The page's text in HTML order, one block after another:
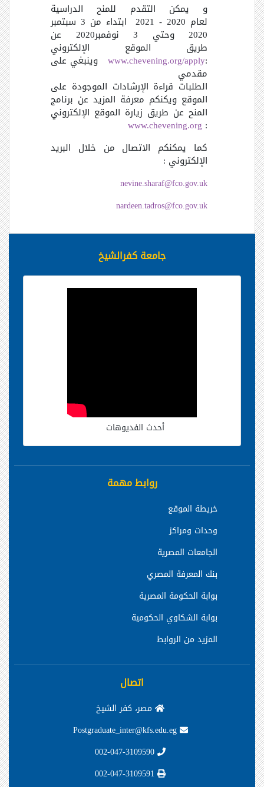
و يمكن التقدم للمنح الدراسية
لعام 2020 - 2021 ابتداء من 3 سبتمبر
2020 وحتي 3 نوفمبر2020 عن
طريق الموقع الإلكتروني
:
www.chevening.org/apply وينبغي على
مقدمي
الطلبات قراءة الإرشادات الموجودة على
الموقع ويكنكم معرفة المزيد عن برنامج
المنح عن طريق زيارة الموقع الإلكتروني
:
www.chevening.org
كما يمكنكم الاتصال من خلال البريد
الإلكتروني :
nevine.sharaf@fco.gov.uk
nardeen.tadros@fco.gov.uk
جامعة كفرالشيخ
أحدث الفديوهات
روابط مهمة
خريطة الموقع
وحدات ومراكز
الجامعات المصرية
بنك المعرفة المصري
بوابة الحكومة المصرية
بوابة الشكاوي الحكومية
المزيد من الروابط
اتصال
مصر، كفر الشيخ
Postgraduate_inter@kfs.edu.eg